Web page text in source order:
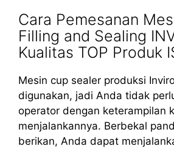
Cara Pemesanan
Filling and Sealing
Kualitas TOP Produk
Mesin cup sealer produksi
digunakan, jadi Anda tidak
operator dengan keterampilan
menjalankannya. Berbekal
berikan, Anda dapat